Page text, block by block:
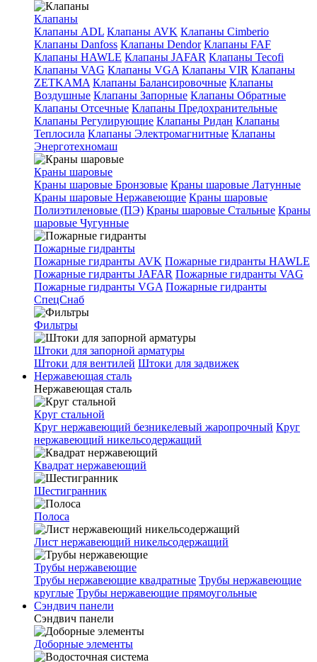
Клапаны
Клапаны ADL Клапаны AVK Клапаны Cimberio
Клапаны Danfoss Клапаны Dendor Клапаны FAF
Клапаны HAWLE Клапаны JAFAR Клапаны Tecofi
Клапаны VAG Клапаны VGA Клапаны VIR Клапаны
ZETKAMA Клапаны Балансировочные Клапаны
Воздушные Клапаны Запорные Клапаны Обратные
Клапаны Отсечные Клапаны Предохранительные
Клапаны Регулирующие Клапаны Ридан Клапаны
Теплосила Клапаны Электромагнитные Клапаны
Энерготехномаш
Краны шаровые
Краны шаровые Бронзовые Краны шаровые Латунные
Краны шаровые Нержавеющие Краны шаровые
Полиэтиленовые (ПЭ) Краны шаровые Стальные Краны
шаровые Чугунные
Пожарные гидранты
Пожарные гидранты AVK Пожарные гидранты HAWLE
Пожарные гидранты JAFAR Пожарные гидранты VAG
Пожарные гидранты VGA Пожарные гидранты
СпецСнаб
Фильтры
Штоки для запорной арматуры
Штоки для вентилей Штоки для задвижек
Нержавеющая сталь
Нержавеющая сталь
Круг стальной
Круг нержавеющий безникелевый жаропрочный Круг
нержавеющий никельсодержащий
Квадрат нержавеющий
Шестигранник
Полоса
Лист нержавеющий никельсодержащий
Трубы нержавеющие
Трубы нержавеющие квадратные Трубы нержавеющие
круглые Трубы нержавеющие прямоугольные
Сэндвич панели
Сэндвич панели
Доборные элементы